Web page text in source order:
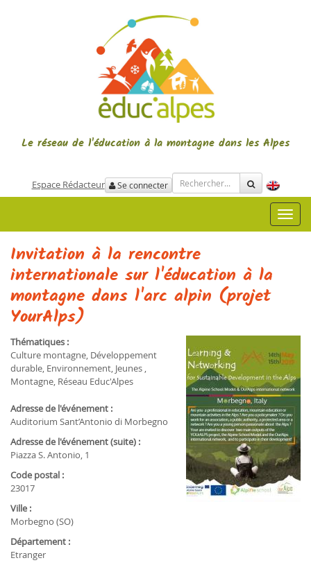
Le réseau de l'éducation à la montagne dans les Alpes
Espace Rédacteur Se connecter
Invitation à la rencontre
internationale sur l'éducation à la
montagne dans l'arc alpin (projet
YourAlps)
Thématiques :
Culture montagne, Développement
durable, Environnement, Jeunes ,
Montagne, Réseau Educ'Alpes
Adresse de l'événement :
Auditorium Sant’Antonio di Morbegno
Adresse de l'événement (suite) :
Piazza S. Antonio, 1
Code postal :
23017
Ville :
Morbegno (SO)
Département :
Etranger